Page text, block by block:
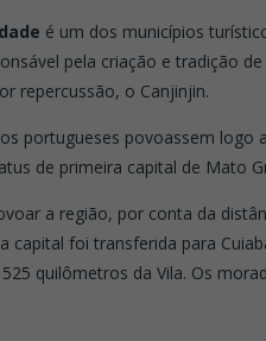
é um dos municípios
pela criação e tradição
repercussão, o Canjinjin.
portugueses povoassem logo
de primeira capital de Mato
a região, por conta da
capital foi transferida para
quilômetros da Vila. Os